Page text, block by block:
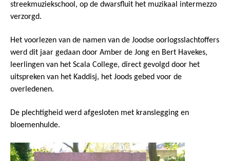
streekmuziekschool, op de dwarsfluit het muzikaal intermezzo
verzorgd.
Het voorlezen van de namen van de Joodse oorlogsslachtoffers
werd dit jaar gedaan door Amber de Jong en Bert Havekes,
leerlingen van het Scala College, direct gevolgd door het
uitspreken van het Kaddisj, het Joods gebed voor de
overledenen.
De plechtigheid werd afgesloten met kranslegging en
bloemenhulde.